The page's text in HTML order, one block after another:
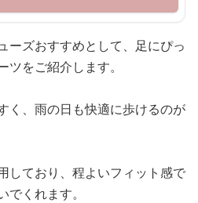
ーズおすすめとして、足にぴっ
をご紹介します。
く、雨の日も快適に歩けるのが
しており、程よいフィット感で
くれます。